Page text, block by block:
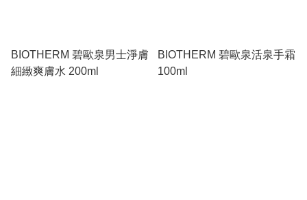
BIOTHERM 碧歐泉男士淨膚
細緻爽膚水 200ml
BIOTHERM 碧歐泉活泉手霜
100ml